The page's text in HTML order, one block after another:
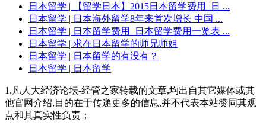
日本留学 | 【留学日本】2015日本留学费用_日 ...
日本留学 | 日本海外留学8年来首次增长 中国 ...
日本留学 | 日本留学费用_日本留学费用一览表 ...
日本留学 | 求在日本留学的师兄师姐
日本留学 | 日本留学的有没有？
日本留学 | 日本留学
1.凡人大经济论坛-经管之家转载的文章,均出自其它媒体或其
他官网介绍,目的在于传递更多的信息,并不代表本站赞同其观
点和其真实性负责；